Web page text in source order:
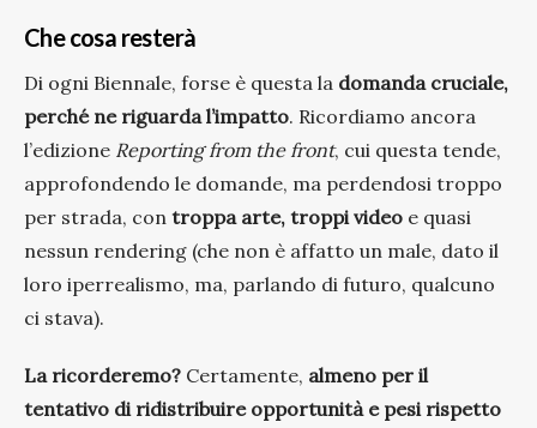
Che cosa resterà
Di ogni Biennale, forse è questa la domanda cruciale,
perché ne riguarda l’impatto. Ricordiamo ancora
l’edizione Reporting from the front, cui questa tende,
approfondendo le domande, ma perdendosi troppo
per strada, con troppa arte, troppi video e quasi
nessun rendering (che non è affatto un male, dato il
loro iperrealismo, ma, parlando di futuro, qualcuno
ci stava).
La ricorderemo? Certamente, almeno per il
tentativo di ridistribuire opportunità e pesi rispetto